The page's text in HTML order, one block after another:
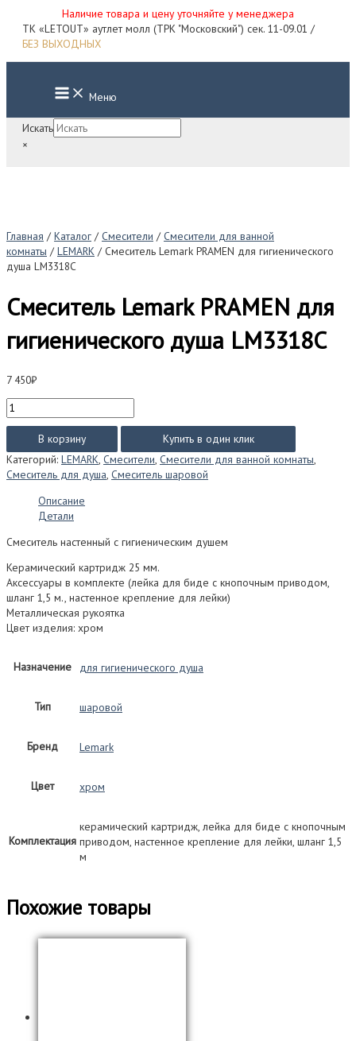
Наличие товара и цену уточняйте у менеджера
Перейти
ТК «LETOUT» аутлет молл (ТРК "Московский") сек. 11-09.01 /
БЕЗ ВЫХОДНЫХ
Main
Menu Меню
Искать
×
Главная / Каталог / Смесители / Смесители для ванной
комнаты / LEMARK / Смеситель Lemark PRAMEN для гигиенического
душа LM3318C
Смеситель Lemark PRAMEN для
гигиенического душа LM3318C
7 450₽
Количество
товара
Смеситель
Lemark
PRAMEN
для
гигиенического
LM3318C
В корзину
Купить в один клик
Категорий: LEMARK, Смесители, Смесители для ванной комнаты,
Смеситель для душа, Смеситель шаровой
Описание
Детали
Смеситель настенный с гигиеническим душем
Керамический картридж 25 мм.
Аксессуары в комплекте (лейка для биде с кнопочным приводом,
шланг 1,5 м., настенное крепление для лейки)
Металлическая рукоятка
Цвет изделия: хром
Назначение для гигиенического душа
Тип шаровой
Бренд Lemark
Цвет хром
Комплектация
керамический картридж, лейка для биде с кнопочным
приводом, настенное крепление для лейки, шланг 1,5
м
Похожие товары